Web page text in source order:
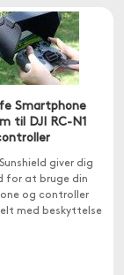
Smartphone
til DJI RC-N1
giver dig
for at bruge din
og controller
med beskyttelse